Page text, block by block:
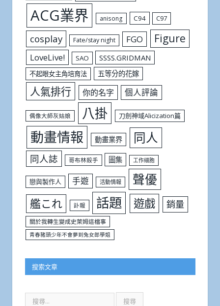
ACG業界 anisong C94 C97
cosplay Fate/stay night FGO Figure
LoveLive! SAO SSSS.GRIDMAN
不起眼女主角培育法 五等分的花嫁
人氣排行 你的名字 個人評論
偶像大師灰姑娘 八掛 刀劍神域Alicization篇
動畫情報 動畫業界 同人
同人誌 哥布林殺手 圖集 工作細胞
戀與製作人 手遊 活動情報 聲優
艦これ 訃報 話題 遊戲 銷量
關於我轉生變成史萊姆這檔事
青春豬頭少年不會夢到兔女郎學姐
搜索文章